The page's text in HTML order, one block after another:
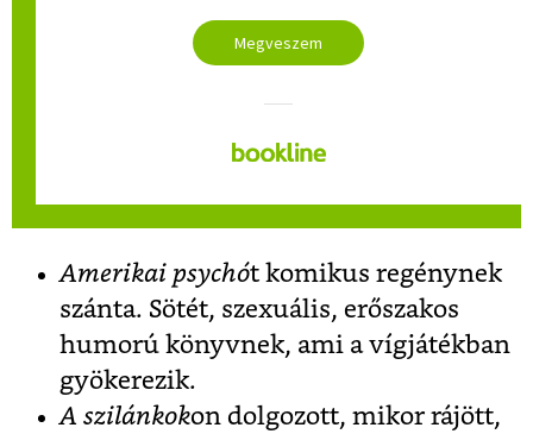
Megveszem
Amerikai psychót komikus regénynek
szánta. Sötét, szexuális, erőszakos
humorú könyvnek, ami a vígjátékban
gyökerezik.
A szilánkokon dolgozott, mikor rájött,